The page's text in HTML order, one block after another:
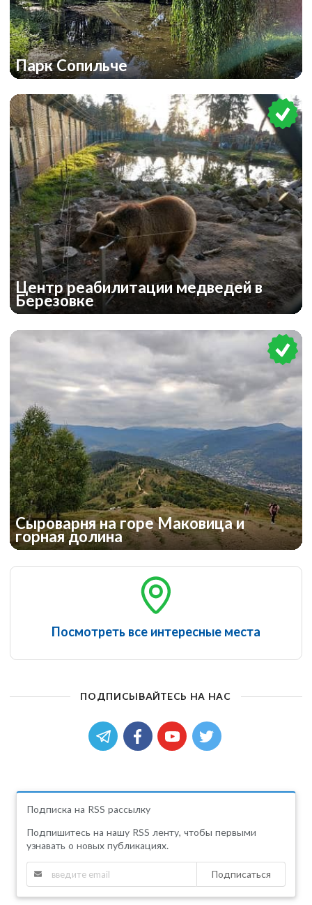
Парк Сопильче
Центр реабилитации медведей в
Березовке
Сыроварня на горе Маковица и
горная долина
Посмотреть все интересные места
ПОДПИСЫВАЙТЕСЬ НА НАС
Подписка на RSS рассылку
Подпишитесь на нашу RSS ленту, чтобы первыми
узнавать о новых публикациях.
Подписаться